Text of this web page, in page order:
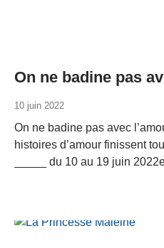
On ne badine pas
10 juin 2022
On ne badine pas avec
histoires d’amour finissent
_____ du 10 au 19 juin